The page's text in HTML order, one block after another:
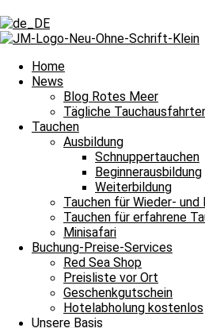
Home
News
Blog Rotes Meer
Tägliche
Tauchen
Ausbildung
Schnuppertauchen
Beginnerausbildung
Weiterbildung
Tauchen für Wieder- und
Tauchen für erfahrene
Minisafari
Buchung-Preise-Services
Red Sea Shop
Preisliste vor Ort
Geschenkgutschein
Hotelabholung kostenlos
Unsere Basis
Schlagwort: Drift
Schlagwort: Drift
Tägliche Tauchausfahrten
Guide-Frauenpower am
Bitte einmal aktualisieren, um den
Weiterlesen »
8. März 2026Keine Kommentare
Tägliche Tauchausfahrten
Tauchen bei Sonnenschein
Bitte einmal aktualisieren, um den